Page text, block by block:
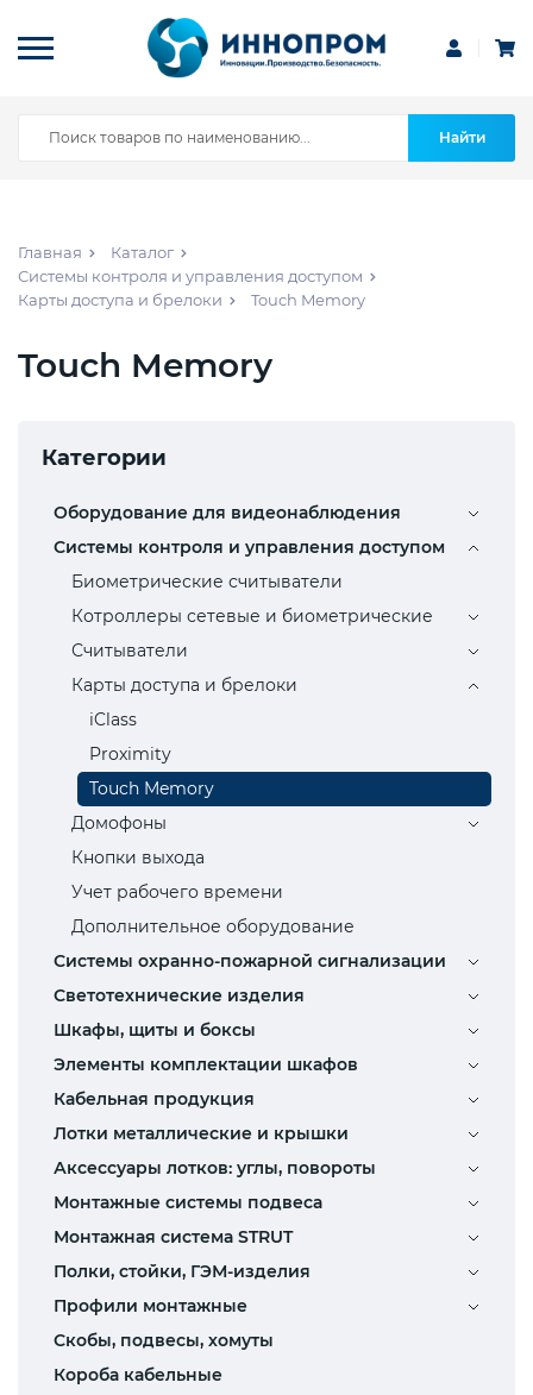
Найти
Главная
Каталог
Системы контроля и управления доступом
Карты доступа и брелоки
Touch Memory
Touch Memory
Категории
Оборудование для видеонаблюдения
Системы контроля и управления доступом
Биометрические считыватели
Котроллеры сетевые и биометрические
Считыватели
Карты доступа и брелоки
iClass
Proximity
Touch Memory
Домофоны
Кнопки выхода
Учет рабочего времени
Дополнительное оборудование
Системы охранно-пожарной сигнализации
Светотехнические изделия
Шкафы, щиты и боксы
Элементы комплектации шкафов
Кабельная продукция
Лотки металлические и крышки
Аксессуары лотков: углы, повороты
Монтажные системы подвеса
Монтажная система STRUT
Полки, стойки, ГЭМ-изделия
Профили монтажные
Скобы, подвесы, хомуты
Короба кабельные